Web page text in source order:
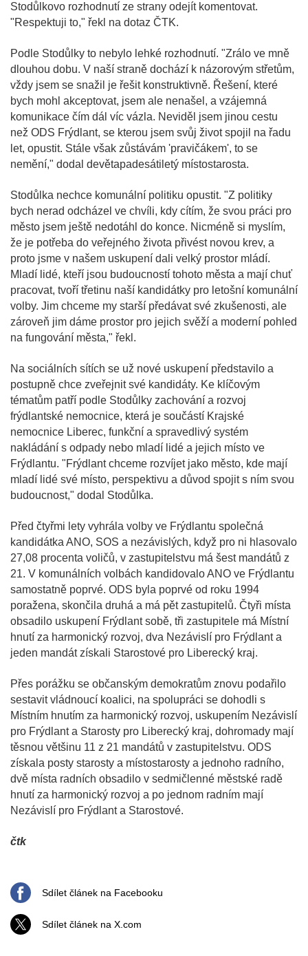
Stodůlkovo rozhodnutí ze strany odejít komentovat.
"Respektuji to," řekl na dotaz ČTK.
Podle Stodůlky to nebylo lehké rozhodnutí. "Zrálo ve mně
dlouhou dobu. V naší straně dochází k názorovým střetům,
vždy jsem se snažil je řešit konstruktivně. Řešení, které
bych mohl akceptovat, jsem ale nenašel, a vzájemná
komunikace čím dál víc vázla. Neviděl jsem jinou cestu
než ODS Frýdlant, se kterou jsem svůj život spojil na řadu
let, opustit. Stále však zůstávám 'pravičákem', to se
nemění," dodal devětapadesátiletý místostarosta.
Stodůlka nechce komunální politiku opustit. "Z politiky
bych nerad odcházel ve chvíli, kdy cítím, že svou práci pro
město jsem ještě nedotáhl do konce. Nicméně si myslím,
že je potřeba do veřejného života přivést novou krev, a
proto jsme v našem uskupení dali velký prostor mládí.
Mladí lidé, kteří jsou budoucností tohoto města a mají chuť
pracovat, tvoří třetinu naší kandidátky pro letošní komunální
volby. Jim chceme my starší předávat své zkušenosti, ale
zároveň jim dáme prostor pro jejich svěží a moderní pohled
na fungování města," řekl.
Na sociálních sítích se už nové uskupení představilo a
postupně chce zveřejnit své kandidáty. Ke klíčovým
tématům patří podle Stodůlky zachování a rozvoj
frýdlantské nemocnice, která je součástí Krajské
nemocnice Liberec, funkční a spravedlivý systém
nakládání s odpady nebo mladí lidé a jejich místo ve
Frýdlantu. "Frýdlant chceme rozvíjet jako město, kde mají
mladí lidé své místo, perspektivu a důvod spojit s ním svou
budoucnost," dodal Stodůlka.
Před čtyřmi lety vyhrála volby ve Frýdlantu společná
kandidátka ANO, SOS a nezávislých, když pro ni hlasovalo
27,08 procenta voličů, v zastupitelstvu má šest mandátů z
21. V komunálních volbách kandidovalo ANO ve Frýdlantu
samostatně poprvé. ODS byla poprvé od roku 1994
poražena, skončila druhá a má pět zastupitelů. Čtyři místa
obsadilo uskupení Frýdlant sobě, tři zastupitele má Místní
hnutí za harmonický rozvoj, dva Nezávislí pro Frýdlant a
jeden mandát získali Starostové pro Liberecký kraj.
Přes porážku se občanským demokratům znovu podařilo
sestavit vládnoucí koalici, na spolupráci se dohodli s
Místním hnutím za harmonický rozvoj, uskupením Nezávislí
pro Frýdlant a Starosty pro Liberecký kraj, dohromady mají
těsnou většinu 11 z 21 mandátů v zastupitelstvu. ODS
získala posty starosty a místostarosty a jednoho radního,
dvě místa radních obsadilo v sedmičlenné městské radě
hnutí za harmonický rozvoj a po jednom radním mají
Nezávislí pro Frýdlant a Starostové.
čtk
Sdílet článek na Facebooku
Sdílet článek na X.com